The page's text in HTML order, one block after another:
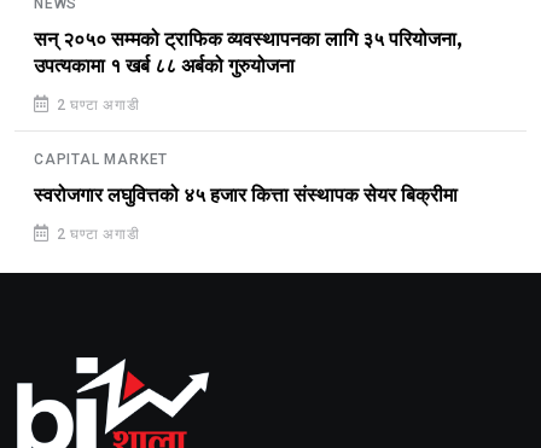
NEWS
सन् २०५० सम्मको ट्राफिक व्यवस्थापनका लागि ३५ परियोजना,
उपत्यकामा १ खर्ब ८८ अर्बको गुरुयोजना
2 घण्टा अगाडी
CAPITAL MARKET
स्वरोजगार लघुवित्तको ४५ हजार कित्ता संस्थापक सेयर बिक्रीमा
2 घण्टा अगाडी